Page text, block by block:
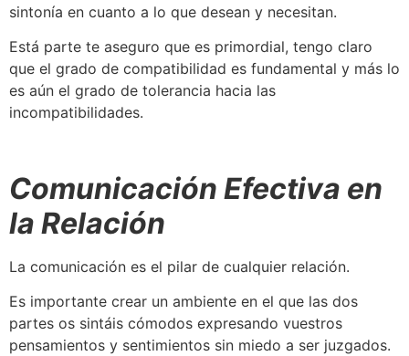
sintonía en cuanto a lo que desean y necesitan.
Está parte te aseguro que es primordial, tengo claro
que el grado de compatibilidad es fundamental y más lo
es aún el grado de tolerancia hacia las
incompatibilidades.
Comunicación Efectiva en
la Relación
La comunicación es el pilar de cualquier relación.
Es importante crear un ambiente en el que las dos
partes os sintáis cómodos expresando vuestros
pensamientos y sentimientos sin miedo a ser juzgados.